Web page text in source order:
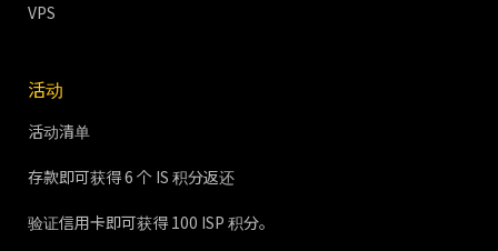
VPS
活动
活动清单
存款即可获得 6 个 IS 积分返还
验证信用卡即可获得 100 ISP 积分。